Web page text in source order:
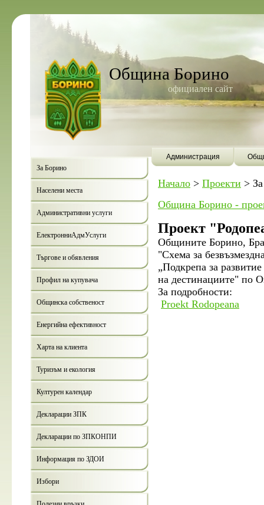
Община Борино
официален сайт
Администрация
За Борино
Населени места
Административни услуги
ЕлектронниАдмУслуги
Търгове и обявления
Профил на купувача
Общинска собственост
Енергийна ефективност
Харта на клиента
Туризъм и екология
Културен календар
Декларации ЗПК
Декларации по ЗПКОНПИ
Информация по ЗДОИ
Избори
Начало > Проекти >
Община Борино -
Проект
Общините Борино,
"Схема за
„Подкрепа за
на дестинациите" по
За подробности:
Proekt Rodopeana